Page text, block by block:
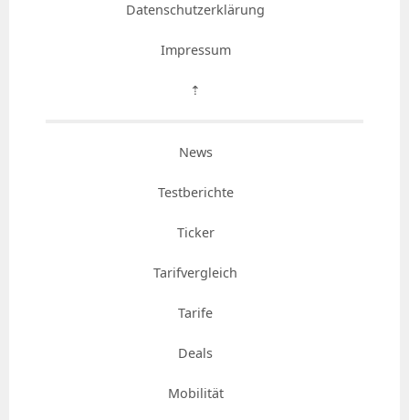
Datenschutzerklärung
Impressum
⇡
News
Testberichte
Ticker
Tarifvergleich
Tarife
Deals
Mobilität